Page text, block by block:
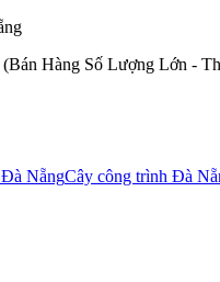
Hàng Số Lượng Lớn -
NẵngCây công trình Đà